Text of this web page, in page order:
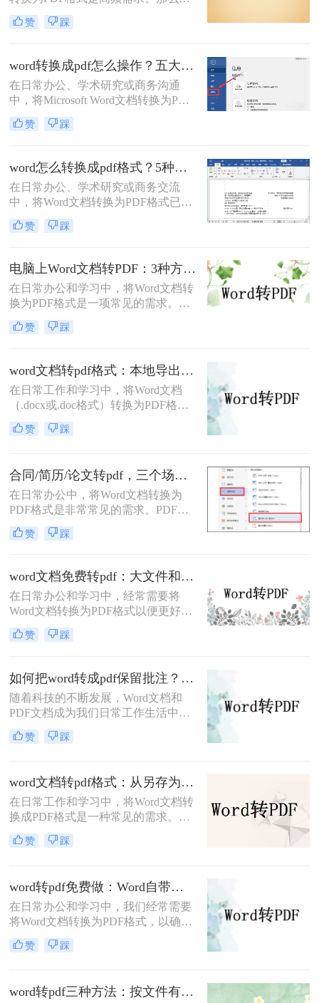
量word转pdf怎么转呢？本文从四种主
流转换方案，适合不同场景和用户需
赞 踩
word转换成pdf怎么操作？五大方法详解！
在日常办公、学术研究或商务沟通
中，将Microsoft Word文档转换为PDF
格式已成为一项不可或缺的技能。
PDF（Portable Document Format）以
以及安全性，成为文件分发和归档的
首选格式。无论是提交简历、发布报
告还是共享论文，一个高质量的PDF
文件能确保在任何设备上呈现的效果
都与您的初衷一致。尽管Word转PDF
看似简单，但其中却隐藏着许多影响
赞 踩
word怎么转换成pdf格式？5种高效方法详解与场景应用！
在日常办公、学术研究或商务交流
中，将Word文档转换为PDF格式已成
为一项不可或缺的技能。
PDF（Portable Document Format）以
全性高的特点，成为文件归档、传阅
和打印的首选格式。然而，许多用户
仅知其一，不知其二，往往在转换过
程中遇到格式错乱、体积过大或无法
编辑等问题。
赞 踩
电脑上Word文档转PDF：3种方法按文档复杂度选，公式多的别用在线工具！
在日常办公和学习中，将Word文档转
换为PDF格式是一项常见的需求。
PDF格式因其跨平台兼容性、格式稳
定性和安全性而备受青睐。那么电脑
文将详细介绍三种将Word文档转换为
PDF的方法。
赞 踩
word文档转pdf格式：本地导出和在线工具怎么选！
在日常工作和学习中，将Word文档
（.docx或.doc格式）转换为PDF格式
是一项常见的需求。PDF文件因其跨
平台兼容性、保持文档格式不变以及
本文将详细介绍两种将Word文档转换
成PDF格式的方法。
赞 踩
合同/简历/论文转pdf，三个场景各自用什么方法快！
在日常办公中，将Word文档转换为
PDF格式是非常常见的需求。PDF文
件具有跨平台兼容性、保持文档格式
一致性和不可编辑性的特点，非常适
转换pdf呢？本文将介绍三种常用的方
法来实现这一转换。
赞 踩
word文档免费转pdf：大文件和小文件别用同一个方法！
在日常办公和学习中，经常需要将
Word文档转换为PDF格式以便更好地
分享、打印或存档。PDF格式具有跨
平台兼容性好、文件保护性强、打印
文件分享。那么word文档如何免费转
换成pdf呢？本文将详细介绍几种常用
的方法来实现这一目标。
赞 踩
如何把word转成pdf保留批注？这三种方法建议收藏！
随着科技的不断发展，Word文档和
PDF文档成为我们日常工作生活中经
常遇到的文件格式。在某些情况下，
我们需要将Word文档转换为PDF格
批注呢？本文将介绍三种简单有效的
方法来帮助您将Word文档转成PDF并
保留批注。
赞 踩
word文档转pdf格式：从另存为到在线工具，三种路径各有取舍！
在日常工作和学习中，将Word文档转
换成PDF格式是一种常见的需求。
PDF格式不仅能够保持文档的原貌，
确保在不同平台和设备上呈现一致的
呢？本文将介绍三种高效且易于操作
的Word文档转换成PDF的方法，帮助
读者轻松应对这一需求。
赞 踩
word转pdf免费做：Word自带导出和在线工具效果差在哪！
在日常办公和学习中，我们经常需要
将Word文档转换为PDF格式，以确保
文档的稳定性和兼容性，便于分享和
打印。那么word转pdf怎么转免费呢？
赞 踩
word转pdf三种方法：按文件有没有图片和公式分开选！